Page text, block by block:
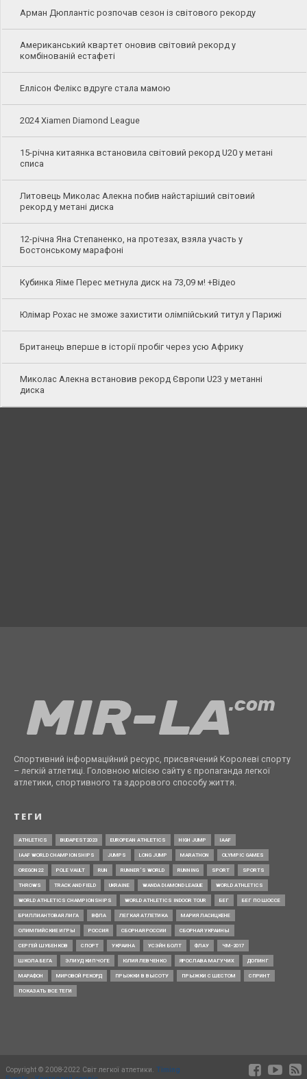
Арман Дюплантіс розпочав сезон із світового рекорду
Американський квартет оновив світовий рекорд у
комбінованій естафеті
Еллісон Фелікс вдруге стала мамою
2024 Xiamen Diamond League
15-річна китаянка встановила світовий рекорд U20 у метані
списа
Литовець Миколас Алекна побив найстаріший світовий
рекорд у метані диска
12-річна Яна Степаненко, на протезах, взяла участь у
Бостонському марафоні
Кубинка Яіме Перес метнула диск на 73,09 м! +Відео
Юлімар Рохас не зможе захистити олімпійський титул у Парижі
Британець вперше в історії пробіг через усю Африку
Миколас Алекна встановив рекорд Європи U23 у метанні
диска
Спортивний інформаційний ресурс, присвячений Королеві спорту
– легкій атлетиці. Головною місією сайту є пропаганда легкої
атлетики, спортивного та здорового способу життя.
ТЕГИ
ATHLETICS BUDAPEST2023 EUROPEAN ATHLETICS HIGH JUMP IAAF
IAAF WORLD CHAMPIONSHIPS JUMPS LONG JUMP MARATHON OLYMPIC GAMES
OREGON22 POLE VAULT RUN RUNNER’S WORLD RUNNING SPORT SPORTS
THROWS TRACK AND FIELD UKRAINE WANDA DIAMOND LEAGUE WORLD ATHLETICS
WORLD ATHLETICS CHAMPIONSHIPS WORLD ATHLETICS INDOOR TOUR БЕГ БЕГ ПО ШОССЕ
БРИЛЛИАНТОВАЯ ЛИГА ВФЛА ЛЕГКАЯ АТЛЕТИКА МАРИЯ ЛАСИЦКЕНЕ
ОЛИМПИЙСКИЕ ИГРЫ РОССИЯ СБОРНАЯ РОССИИ СБОРНАЯ УКРАИНЫ
СЕРГЕЙ ШУБЕНКОВ СПОРТ УКРАИНА УСЭЙН БОЛТ ФЛАУ ЧМ-2017
ШКОЛА БЕГА ЭЛИУД КИПЧОГЕ ЮЛИЯ ЛЕВЧЕНКО ЯРОСЛАВА МАГУЧИХ ДОПИНГ
МАРАФОН МИРОВОЙ РЕКОРД ПРЫЖКИ В ВЫСОТУ ПРЫЖКИ С ШЕСТОМ СПРИНТ
ПОКАЗАТЬ ВСЕ ТЕГИ
Copyright © 2008-2022 Світ легкої атлетики. Timing